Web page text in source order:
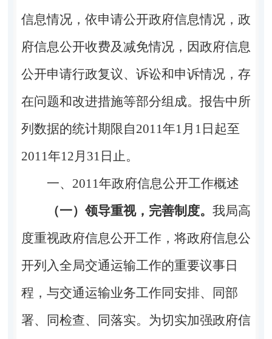
信息情况，依申请公开政府信息情况，政
府信息公开收费及减免情况，因政府信息
公开申请行政复议、诉讼和申诉情况，存
在问题和改进措施等部分组成。报告中所
列数据的统计期限自2011年1月1日起至
2011年12月31日止。
一、2011年政府信息公开工作概述
（一）领导重视，完善制度。 我局高
度重视政府信息公开工作，将政府信息公
开列入全局交通运输工作的重要议事日
程，与交通运输业务工作同安排、同部
署、同检查、同落实。为切实加强政府信